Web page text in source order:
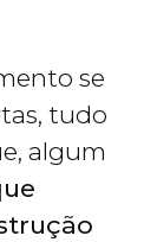
se
tudo
algum